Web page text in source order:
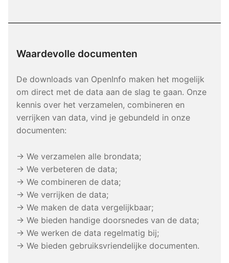
Waardevolle documenten
De downloads van OpenInfo maken het mogelijk
om direct met de data aan de slag te gaan. Onze
kennis over het verzamelen, combineren en
verrijken van data, vind je gebundeld in onze
documenten:
→ We verzamelen alle brondata;
→ We verbeteren de data;
→ We combineren de data;
→ We verrijken de data;
→ We maken de data vergelijkbaar;
→ We bieden handige doorsnedes van de data;
→ We werken de data regelmatig bij;
→ We bieden gebruiksvriendelijke documenten.